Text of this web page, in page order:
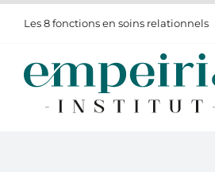
Passer
Les 8 fonctions en soins relationnels